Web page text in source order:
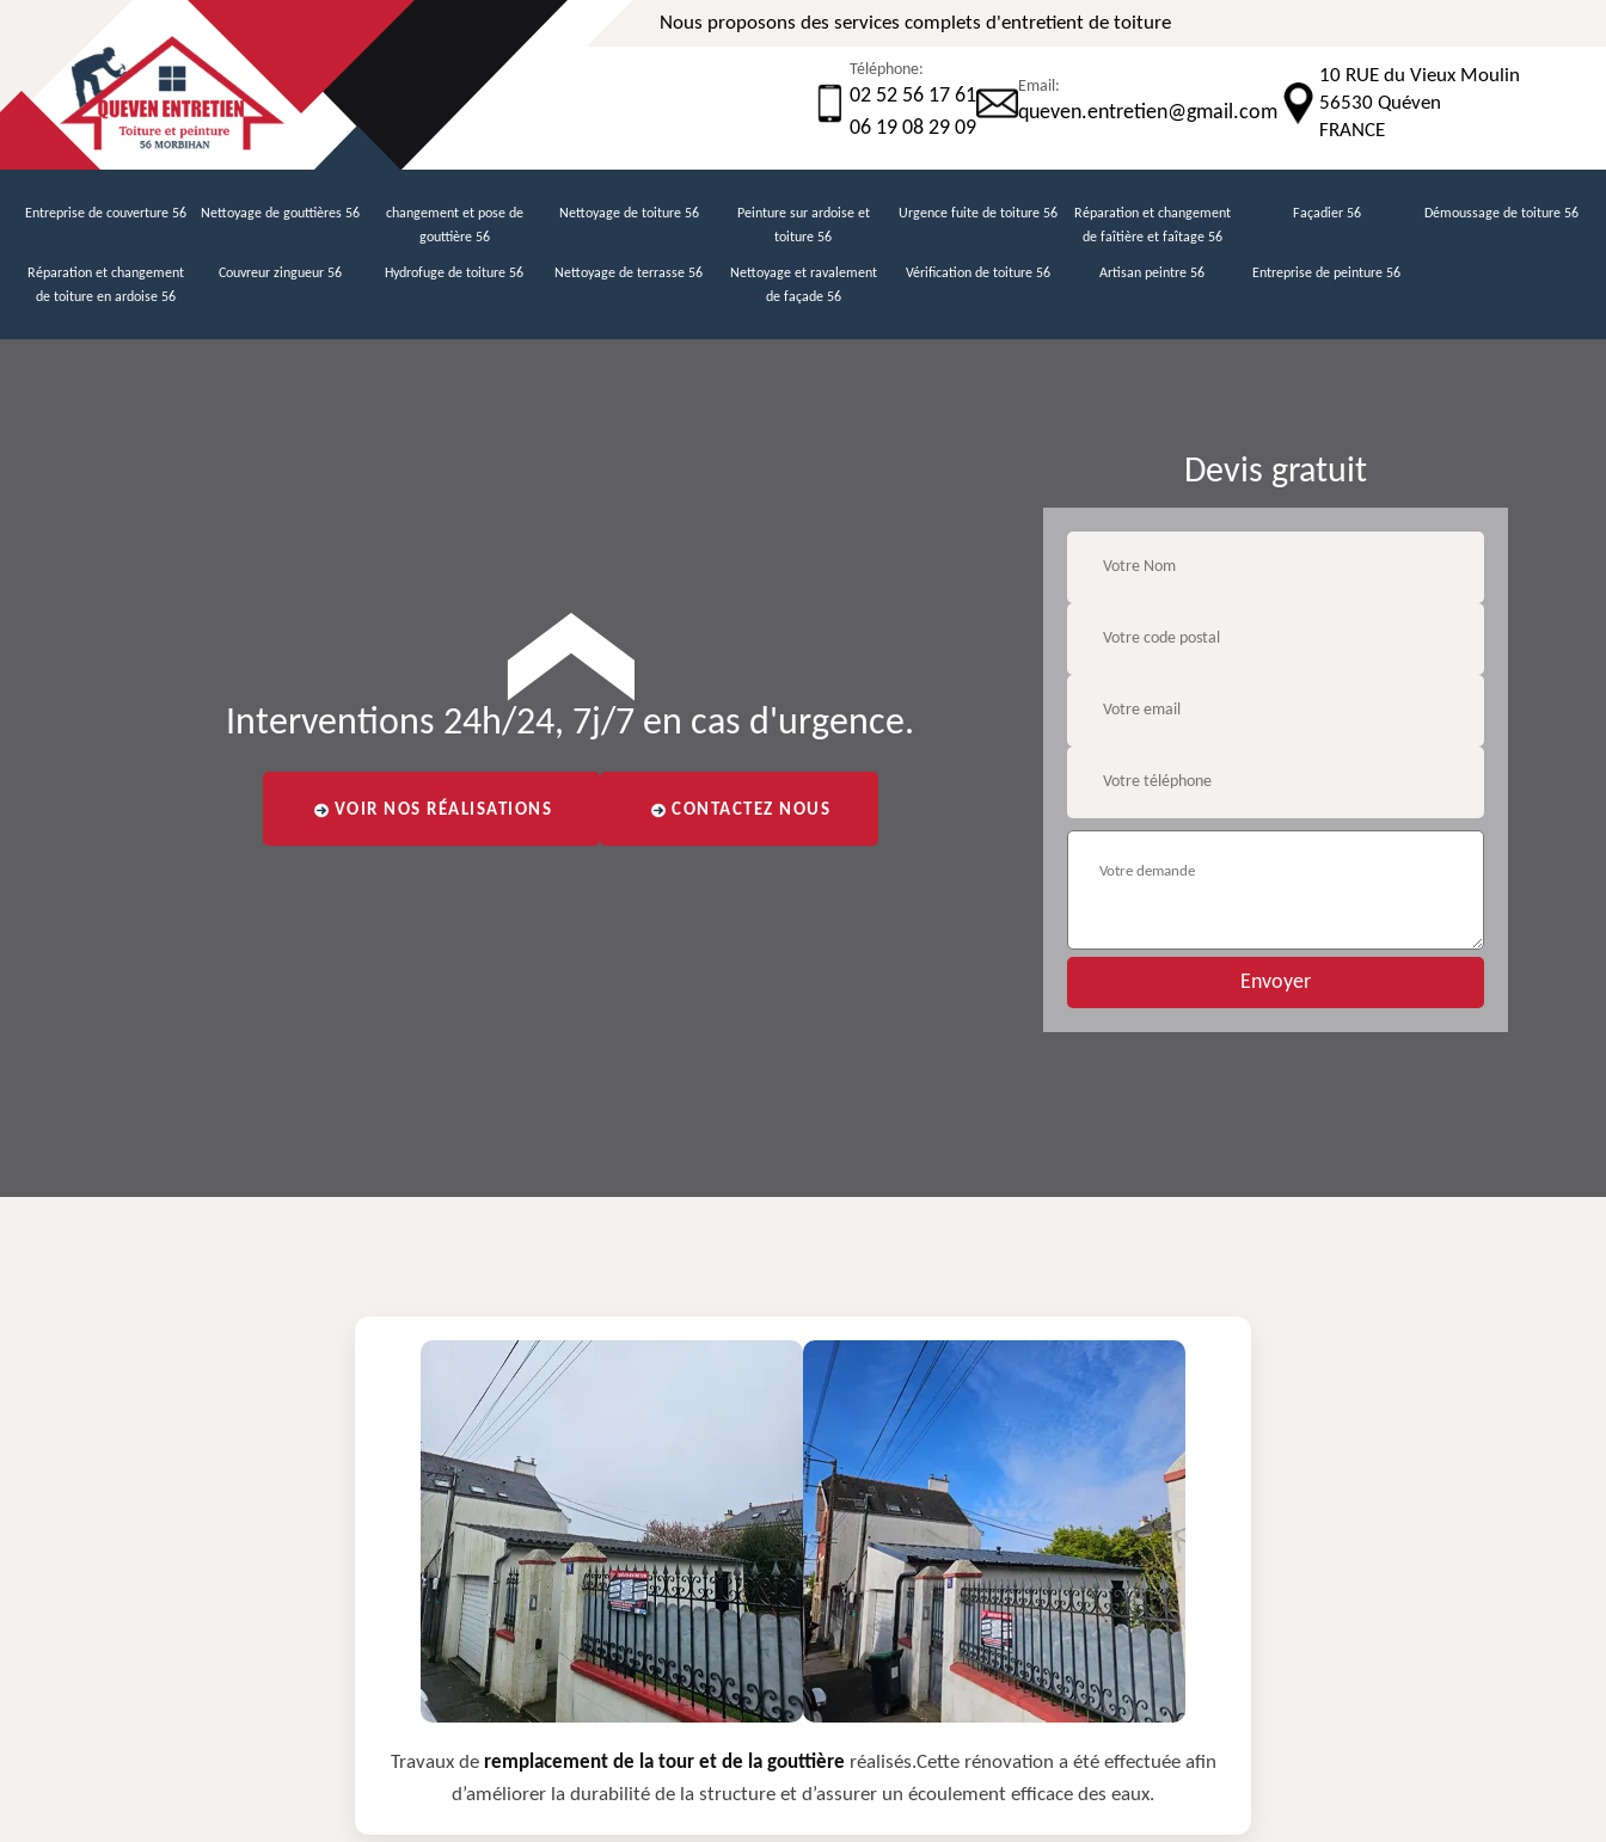
Nous proposons des services complets d'entretient de toiture
Téléphone:
02 52 56 17 61
06 19 08 29 09
Email:
queven.entretien@gmail.com
10 RUE du Vieux Moulin
56530 Quéven
FRANCE
Entreprise de couverture 56 Nettoyage de gouttières 56
changement et pose de
gouttière 56
Nettoyage de toiture 56
Peinture sur ardoise et
toiture 56
Urgence fuite de toiture 56
Réparation et changement
de faîtière et faîtage 56
Façadier 56 Démoussage de toiture 56
Réparation et changement
de toiture en ardoise 56
Couvreur zingueur 56 Hydrofuge de toiture 56 Nettoyage de terrasse 56
Nettoyage et ravalement
de façade 56
Vérification de toiture 56 Artisan peintre 56 Entreprise de peinture 56
Interventions 24h/24, 7j/7 en cas d'urgence.
VOIR NOS RÉALISATIONS CONTACTEZ NOUS
Devis gratuit
Travaux de remplacement de la tour et de la gouttière réalisés.Cette rénovation a été effectuée afin
d’améliorer la durabilité de la structure et d’assurer un écoulement efficace des eaux.